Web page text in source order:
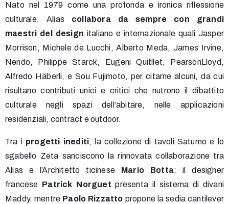
Nato nel 1979 come una profonda e ironica riflessione
culturale, Alias collabora da sempre con grandi
maestri del design italiano e internazionale quali Jasper
Morrison, Michele de Lucchi, Alberto Meda, James Irvine,
Nendo, Philippe Starck, Eugeni Quitllet, PearsonLloyd,
Alfredo Häberli, e Sou Fujimoto, per citarne alcuni, da cui
risultano contributi unici e critici che nutrono il dibattito
culturale negli spazi dell’abitare, nelle applicazioni
residenziali, contract e outdoor.
Tra iprogetti inediti, la collezione di tavoli Saturno e lo
sgabello Zeta sanciscono la rinnovata collaborazione tra
Alias e l’Architetto ticinese Mario Botta; il designer
francese Patrick Norguet presenta il sistema di divani
Maddy, mentre Paolo Rizzatto propone la sedia cantilever